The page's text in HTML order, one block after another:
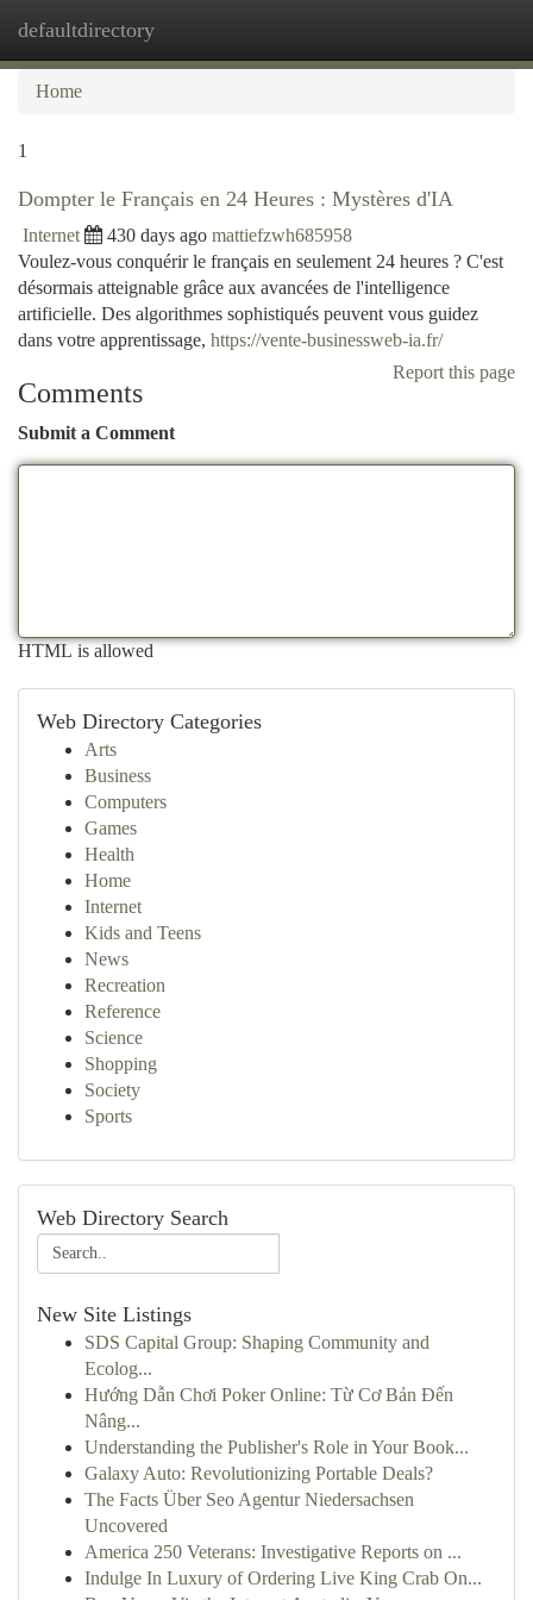
defaultdirectory
Home
1
Dompter le Français en 24 Heures : Mystères d'IA
Internet 430 days ago mattiefzwh685958
Voulez-vous conquérir le français en seulement 24 heures ? C'est
désormais atteignable grâce aux avancées de l'intelligence
artificielle. Des algorithmes sophistiqués peuvent vous guidez
dans votre apprentissage, https://vente-businessweb-ia.fr/
Report this page
Comments
Submit a Comment
HTML is allowed
Web Directory Categories
Arts
Business
Computers
Games
Health
Home
Internet
Kids and Teens
News
Recreation
Reference
Science
Shopping
Society
Sports
Web Directory Search
New Site Listings
SDS Capital Group: Shaping Community and
Ecolog...
Hướng Dẫn Chơi Poker Online: Từ Cơ Bản Đến
Nâng...
Understanding the Publisher's Role in Your Book...
Galaxy Auto: Revolutionizing Portable Deals?
The Facts Über Seo Agentur Niedersachsen
Uncovered
America 250 Veterans: Investigative Reports on ...
Indulge In Luxury of Ordering Live King Crab On...